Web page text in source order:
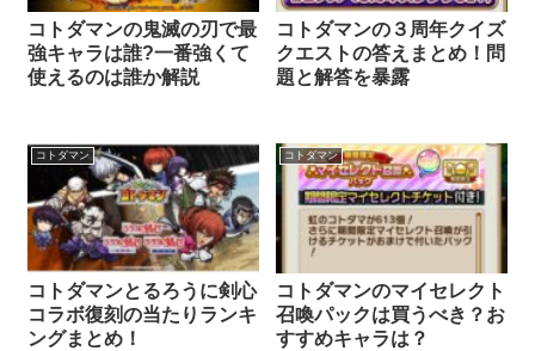
コトダマンの鬼滅の刃で最
強キャラは誰?一番強くて
使えるのは誰か解説
コトダマンの３周年クイズ
クエストの答えまとめ！問
題と解答を暴露
コトダマン
コトダマンとるろうに剣心
コラボ復刻の当たりランキ
ングまとめ！
コトダマン
コトダマンのマイセレクト
召喚パックは買うべき？お
すすめキャラは？